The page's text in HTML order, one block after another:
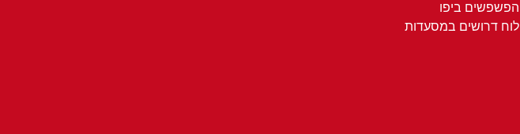
הפשפשים ביפו
לוח דרושים במסעדות